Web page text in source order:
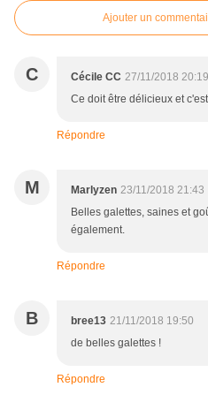
Ajouter un
C Cécile CC 27/11/2018 20:19
Ce doit être délicieux et
Répondre
M Marlyzen 23/11/2018 21:43
Belles galettes, saines et
également.
Répondre
B bree13 21/11/2018 19:50
de belles galettes !
Répondre